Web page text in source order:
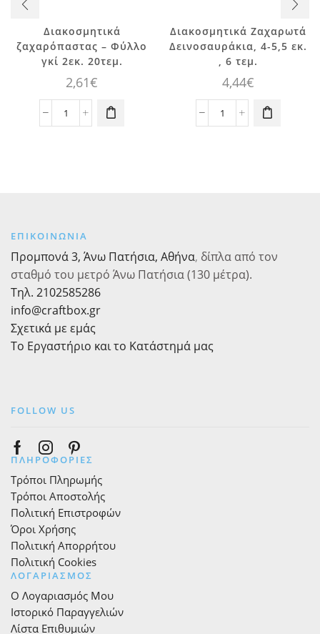
Διακοσμητικά
ζαχαρόπαστας – Φύλλο
γκί 2εκ. 20τεμ.
2,61€
Διακοσμητικά
Διακοσμητικά Ζαχαρωτά
Δεινοσαυράκια, 4-5,5 εκ.
, 6 τεμ.
4,44€
Διακοσμητικά
ποσότητα
ΕΠΙΚΟΙΝΩΝΙΑ
Προμπονά 3, Άνω Πατήσια, Αθήνα, δίπλα από τον
σταθμό του μετρό Άνω Πατήσια (130 μέτρα).
Τηλ. 2102585286
info@craftbox.gr
Σχετικά με εμάς
Το Εργαστήριο και το Κατάστημά μας
FOLLOW US
Facebook
Instagram
Pinterest
ΠΛΗΡΟΦΟΡΙΕΣ
Τρόποι Πληρωμής
Τρόποι Αποστολής
Πολιτική Επιστροφών
Όροι Χρήσης
Πολιτική Απορρήτου
Πολιτική Cookies
ΛΟΓΑΡΙΑΣΜΟΣ
Ο Λογαριασμός Μου
Ιστορικό Παραγγελιών
Λίστα Επιθυμιών